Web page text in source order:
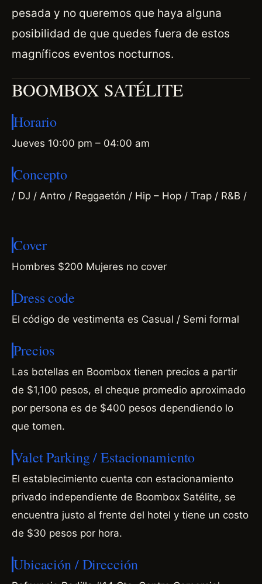
pesada y no queremos que haya alguna
posibilidad de que quedes fuera de estos
magníficos eventos nocturnos.
BOOMBOX SATÉLITE
Horario
Jueves 10:00 pm – 04:00 am
Concepto
/ DJ / Antro / Reggaetón / Hip – Hop / Trap / R&B /
Cover
Hombres $200 Mujeres no cover
Dress code
El código de vestimenta es Casual / Semi formal
Precios
Las botellas en Boombox tienen precios a partir
de $1,100 pesos, el cheque promedio aproximado
por persona es de $400 pesos dependiendo lo
que tomen.
Valet Parking / Estacionamiento
El establecimiento cuenta con estacionamiento
privado independiente de Boombox Satélite, se
encuentra justo al frente del hotel y tiene un costo
de $30 pesos por hora.
Ubicación / Dirección